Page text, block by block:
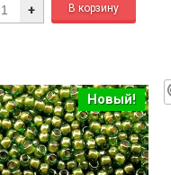
+
Новый!